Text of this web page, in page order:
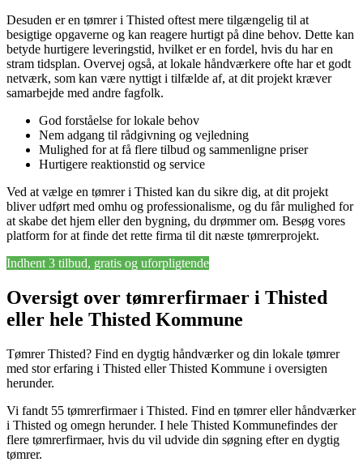
Desuden er en tømrer i Thisted oftest mere tilgængelig til at
besigtige opgaverne og kan reagere hurtigt på dine behov. Dette kan
betyde hurtigere leveringstid, hvilket er en fordel, hvis du har en
stram tidsplan. Overvej også, at lokale håndværkere ofte har et godt
netværk, som kan være nyttigt i tilfælde af, at dit projekt kræver
samarbejde med andre fagfolk.
God forståelse for lokale behov
Nem adgang til rådgivning og vejledning
Mulighed for at få flere tilbud og sammenligne priser
Hurtigere reaktionstid og service
Ved at vælge en tømrer i Thisted kan du sikre dig, at dit projekt
bliver udført med omhu og professionalisme, og du får mulighed for
at skabe det hjem eller den bygning, du drømmer om. Besøg vores
platform for at finde det rette firma til dit næste tømrerprojekt.
Indhent 3 tilbud, gratis og uforpligtende
Oversigt over tømrerfirmaer i Thisted
eller hele Thisted Kommune
Tømrer Thisted? Find en dygtig håndværker og din lokale tømrer
med stor erfaring i Thisted eller Thisted Kommune i oversigten
herunder.
Vi fandt 55 tømrerfirmaer i Thisted. Find en tømrer eller håndværker
i Thisted og omegn herunder. I hele Thisted Kommunefindes der
flere tømrerfirmaer, hvis du vil udvide din søgning efter en dygtig
tømrer.